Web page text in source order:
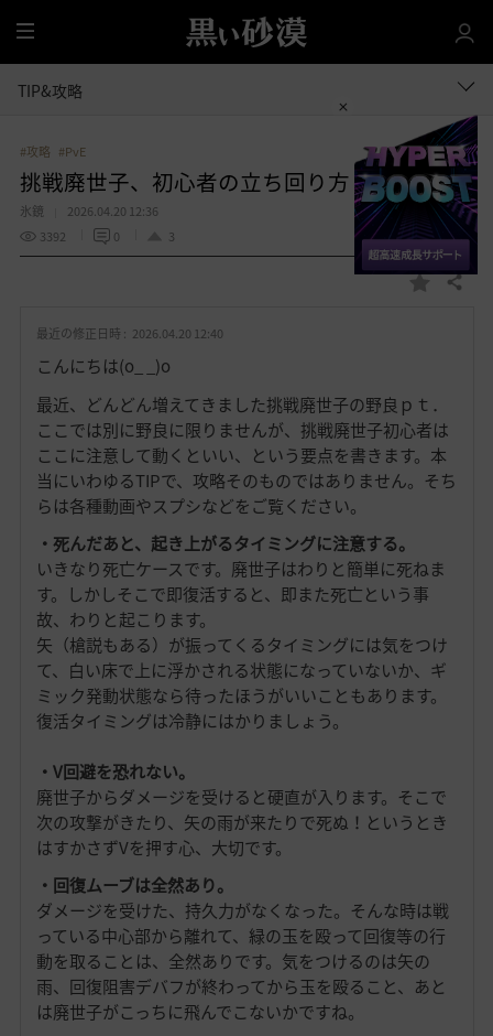
全
体
TIP&攻略
#攻略 #PvE
挑戦廃世子、初心者の立ち回り方
氷鏡
2026.04.20 12:36
3392
0 3
お
り
共有する
最近の修正日時 : 2026.04.20 12:40
こんにちは(o_ _)o
最近、どんどん増えてきました挑戦廃世子の野良ｐｔ．
ここでは別に野良に限りませんが、挑戦廃世子初心者は
ここに注意して動くといい、という要点を書きます。本
当にいわゆるTIPで、攻略そのものではありません。そち
らは各種動画やスプシなどをご覧ください。
・死んだあと、起き上がるタイミングに注意する。
いきなり死亡ケースです。廃世子はわりと簡単に死ねま
す。しかしそこで即復活すると、即また死亡という事
故、わりと起こります。
矢（槍説もある）が振ってくるタイミングには気をつけ
て、白い床で上に浮かされる状態になっていないか、ギ
ミック発動状態なら待ったほうがいいこともあります。
復活タイミングは冷静にはかりましょう。
・V回避を恐れない。
廃世子からダメージを受けると硬直が入ります。そこで
次の攻撃がきたり、矢の雨が来たりで死ぬ！というとき
はすかさずVを押す心、大切です。
・回復ムーブは全然あり。
ダメージを受けた、持久力がなくなった。そんな時は戦
っている中心部から離れて、緑の玉を殴って回復等の行
動を取ることは、全然ありです。気をつけるのは矢の
雨、回復阻害デバフが終わってから玉を殴ること、あと
は廃世子がこっちに飛んでこないかですね。